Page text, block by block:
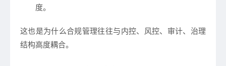
度。
这也是为什么合规管理往往与 内控、风控、审计、治理
结构高度耦合。